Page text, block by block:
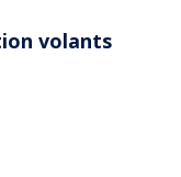
volants